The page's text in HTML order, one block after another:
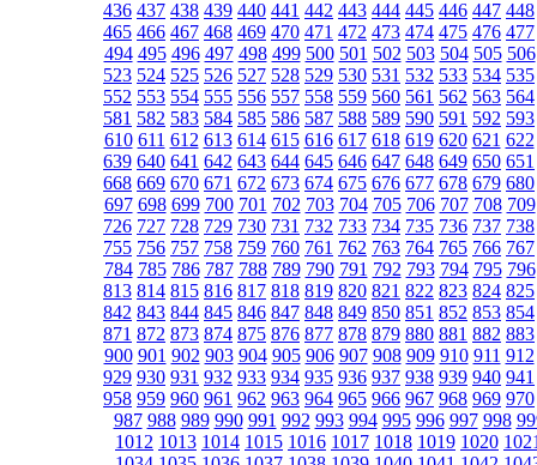
436 437 438 439 440 441 442 443 444 445 446 447 448
465 466 467 468 469 470 471 472 473 474 475 476 477
494 495 496 497 498 499 500 501 502 503 504 505 506
523 524 525 526 527 528 529 530 531 532 533 534 535
552 553 554 555 556 557 558 559 560 561 562 563 564
581 582 583 584 585 586 587 588 589 590 591 592 593
610 611 612 613 614 615 616 617 618 619 620 621 622
639 640 641 642 643 644 645 646 647 648 649 650 651
668 669 670 671 672 673 674 675 676 677 678 679 680
697 698 699 700 701 702 703 704 705 706 707 708 709
726 727 728 729 730 731 732 733 734 735 736 737 738
755 756 757 758 759 760 761 762 763 764 765 766 767
784 785 786 787 788 789 790 791 792 793 794 795 796
813 814 815 816 817 818 819 820 821 822 823 824 825
842 843 844 845 846 847 848 849 850 851 852 853 854
871 872 873 874 875 876 877 878 879 880 881 882 883
900 901 902 903 904 905 906 907 908 909 910 911 912
929 930 931 932 933 934 935 936 937 938 939 940 941
958 959 960 961 962 963 964 965 966 967 968 969 970
987 988 989 990 991 992 993 994 995 996 997 998
1012 1013 1014 1015 1016 1017 1018 1019 1020